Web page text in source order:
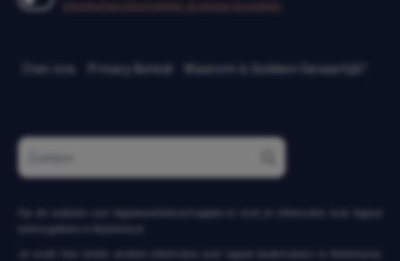
Advertenties Uitschakelen. Ik verlaat de website
Over ons Privacy Beleid Waarom is Gokken Gevaarlijk?
Op de website van legaleweddenschappen.nl vind je informatie over legaal
online gokken in Nederland.
Je vindt hier onder andere informatie over legale bookmakers in Nederland,